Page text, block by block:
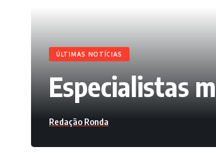
ÚLTIMAS NOTÍCIAS
Especialistas
Redação Ronda